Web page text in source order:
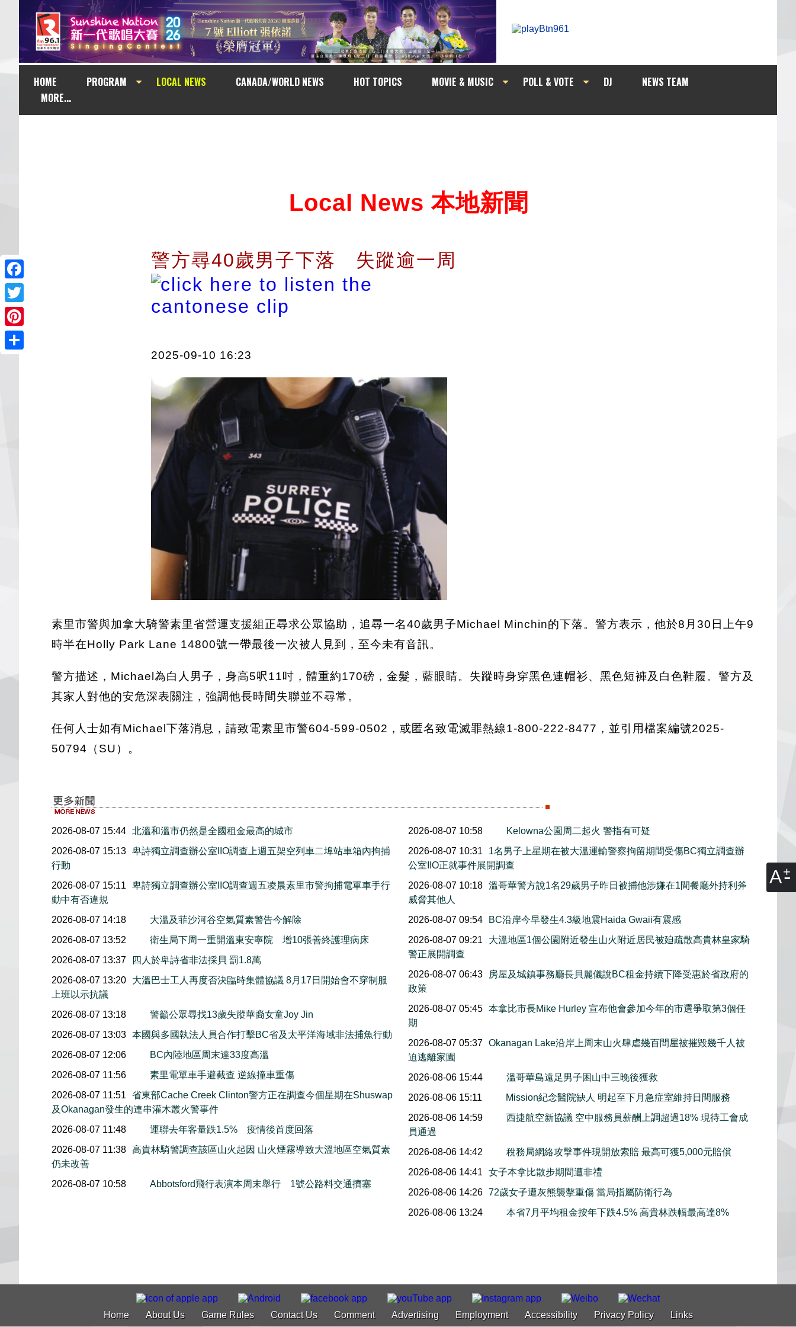
A
HOME PROGRAM LOCAL NEWS CANADA/WORLD NEWS HOT TOPICS MOVIE & MUSIC POLL & VOTE DJ
NEWS TEAM
MORE...
Facebook
Twitter
Pinterest
Local News 本地新聞
警方尋40歲男子下落 失蹤逾一周
2025-09-10 16:23
素里市警與加拿大騎警素里省營運支援組正尋求公眾協助，追尋一名40歲男子Michael Minchin的下落。警方表示，他於8月30日上午9
時半在Holly Park Lane 14800號一帶最後一次被人見到，至今未有音訊。
警方描述，Michael為白人男子，身高5呎11吋，體重約170磅，金髮，藍眼睛。失蹤時身穿黑色連帽衫、黑色短褲及白色鞋履。警方及
其家人對他的安危深表關注，強調他長時間失聯並不尋常。
任何人士如有Michael下落消息，請致電素里市警604-599-0502，或匿名致電滅罪熱線1-800-222-8477，並引用檔案編號2025-
50794（SU）。
2026-08-07 15:44 北溫和溫市仍然是全國租金最高的城市
2026-08-07 15:13 卑詩獨立調查辦公室IIO調查上週五架空列車二埠站車箱內拘捕
行動
2026-08-07 15:11
卑詩獨立調查辦公室IIO調查週五凌晨素里市警拘捕電單車手行
動中有否違規
2026-08-07 14:18
大溫及菲沙河谷空氣質素警告今解除
2026-08-07 13:52
衛生局下周一重開溫東安寧院 增10張善終護理病床
2026-08-07 13:37
四人於卑詩省非法採貝 罰1.8萬
2026-08-07 13:20
大溫巴士工人再度否決臨時集體協議 8月17日開始會不穿制服
上班以示抗議
2026-08-07 13:18
警籲公眾尋找13歲失蹤華裔女童Joy Jin
2026-08-07 13:03 本國與多國執法人員合作打擊BC省及太平洋海域非法捕魚行動
2026-08-07 12:06
BC內陸地區周末達33度高溫
2026-08-07 11:56
素里電單車手避截查 逆線撞車重傷
2026-08-07 11:51
省東部Cache Creek Clinton警方正在調查今個星期在Shuswap
及Okanagan發生的連串灌木叢火警事件
2026-08-07 11:48
運聯去年客量跌1.5% 疫情後首度回落
2026-08-07 11:38 高貴林騎警調查該區山火起因 山火煙霧導致大溫地區空氣質素
仍未改善
2026-08-07 10:58
Abbotsford飛行表演本周末舉行 1號公路料交通擠塞
2026-08-07 10:58
Kelowna公園周二起火 警指有可疑
2026-08-07 10:31
1名男子上星期在被大溫運輸警察拘留期間受傷BC獨立調查辦
公室IIO正就事件展開調查
2026-08-07 10:18
溫哥華警方說1名29歲男子昨日被捕他涉嫌在1間餐廳外持利斧
威脅其他人
2026-08-07 09:54
BC沿岸今早發生4.3級地震Haida Gwaii有震感
2026-08-07 09:21
大溫地區1個公園附近發生山火附近居民被廹疏散高貴林皇家騎
警正展開調查
2026-08-07 06:43
房屋及城鎮事務廳長貝麗儀說BC租金持續下降受惠於省政府的
政策
2026-08-07 05:45
本拿比市長Mike Hurley 宣布他會參加今年的市選爭取第3個任
期
2026-08-07 05:37
Okanagan Lake沿岸上周末山火肆虐幾百間屋被摧毀幾千人被
迫逃離家園
2026-08-06 15:44
溫哥華島遠足男子困山中三晚後獲救
2026-08-06 15:11
Mission紀念醫院缺人 明起至下月急症室維持日間服務
2026-08-06 14:59
西捷航空新協議 空中服務員薪酬上調超過18% 現待工會成
員通過
2026-08-06 14:42
稅務局網絡攻擊事件現開放索賠 最高可獲5,000元賠償
2026-08-06 14:41
女子本拿比散步期間遭非禮
2026-08-06 14:26
72歲女子遭灰熊襲擊重傷 當局指屬防衛行為
2026-08-06 13:24
本省7月平均租金按年下跌4.5% 高貴林跌幅最高達8%
Home About Us Game Rules Contact Us Comment Advertising Employment Accessibility Privacy Policy Links